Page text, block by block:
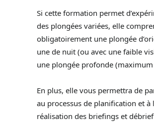
Si cette formation permet
des plongées variées, elle
obligatoirement une plongée
une de nuit (ou avec une faible
une plongée profonde
En plus, elle vous permettra de
au processus de planification et à
réalisation des briefings et